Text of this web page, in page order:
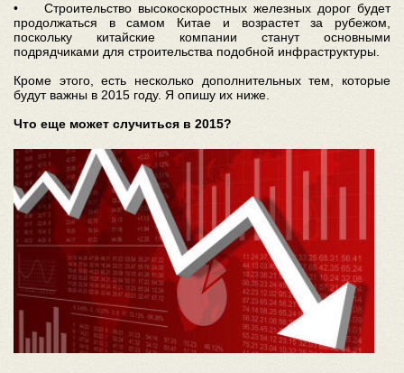
• Строительство высокоскоростных железных дорог будет
продолжаться в самом Китае и возрастет за рубежом,
поскольку китайские компании станут основными
подрядчиками для строительства подобной инфраструктуры.
Кроме этого, есть несколько дополнительных тем, которые
будут важны в 2015 году. Я опишу их ниже.
Что еще может случиться в 2015?